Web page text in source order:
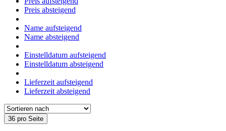
Preis absteigend
Name aufsteigend
Name absteigend
Einstelldatum aufsteigend
Einstelldatum absteigend
Lieferzeit aufsteigend
Lieferzeit absteigend
36 pro Seite